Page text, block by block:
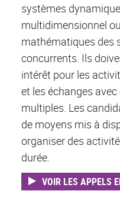
systèmes
multidimensionnel
mathématiques des
concurrents. Ils
intérêt pour les
et les échanges
multiples. Les
de moyens mis à
organiser des
durée.
VOIR LES APPELS